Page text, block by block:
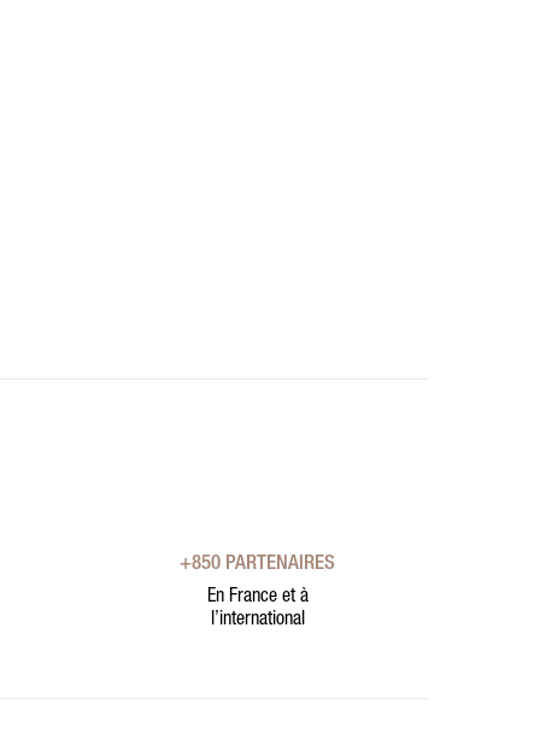
+850 PARTENAIRES
En France et à
l’international